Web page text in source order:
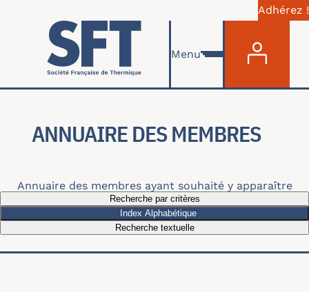
Aller au contenu principal
Adhérez !
Menu
ANNUAIRE DES MEMBRES
Annuaire des membres ayant souhaité y apparaître
Recherche par critères
Index Alphabétique
Recherche textuelle